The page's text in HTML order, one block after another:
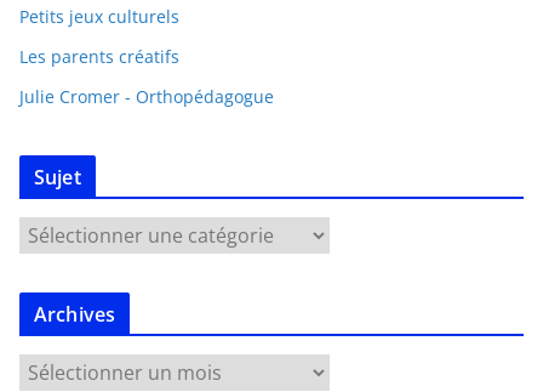
Petits jeux culturels
Les parents créatifs
Julie Cromer - Orthopédagogue
Sujet
Archives